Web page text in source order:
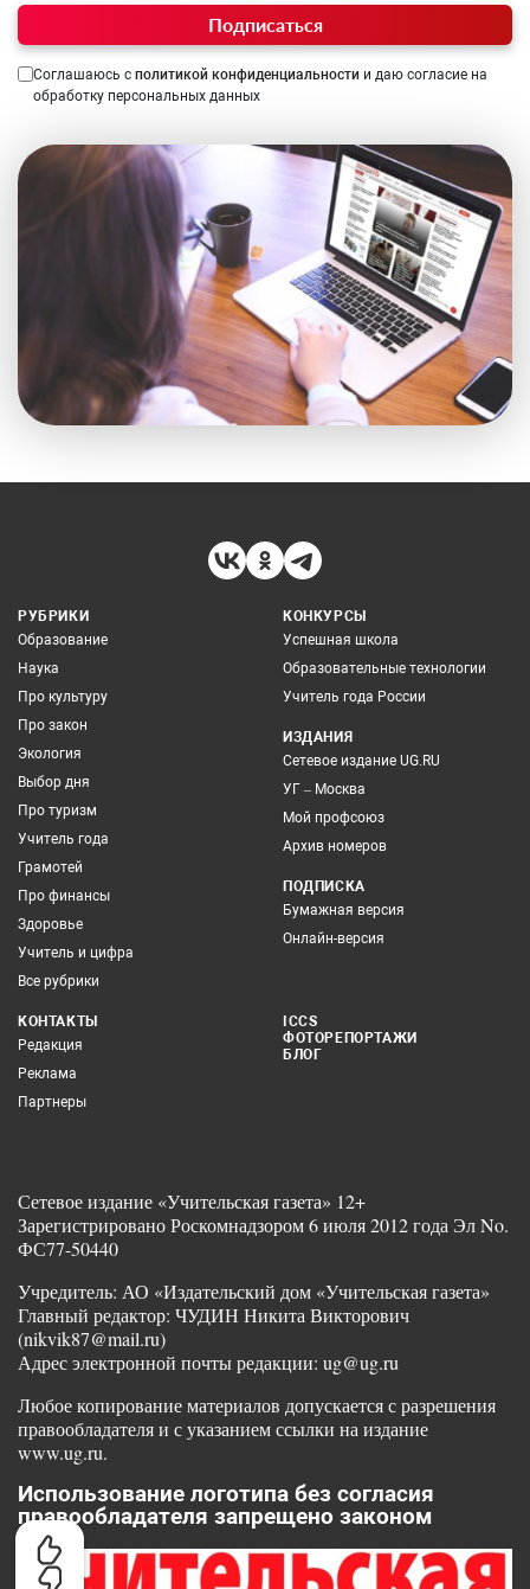
Подписаться
Соглашаюсь с политикой конфиденциальности и даю согласие на
обработку персональных данных
РУБРИКИ
Образование
Наука
Про культуру
Про закон
Экология
Выбор дня
Про туризм
Учитель года
Грамотей
Про финансы
Здоровье
Учитель и цифра
Все рубрики
КОНКУРСЫ
Успешная школа
Образовательные технологии
Учитель года России
ИЗДАНИЯ
Сетевое издание UG.RU
УГ – Москва
Мой профсоюз
Архив номеров
ПОДПИСКА
Бумажная версия
Онлайн-версия
КОНТАКТЫ
Редакция
Реклама
Партнеры
ICCS
ФОТОРЕПОРТАЖИ
БЛОГ
Сетевое издание «Учительская газета» 12+
Зарегистрировано Роскомнадзором 6 июля 2012 года Эл No.
ФС77-50440
Учредитель: АО «Издательский дом «Учительская газета»
Главный редактор: ЧУДИН Никита Викторович
(nikvik87@mail.ru)
Адрес электронной почты редакции: ug@ug.ru
Любое копирование материалов допускается с разрешения
правообладателя и с указанием ссылки на издание
www.ug.ru.
Использование логотипа без согласия
правообладателя запрещено законом